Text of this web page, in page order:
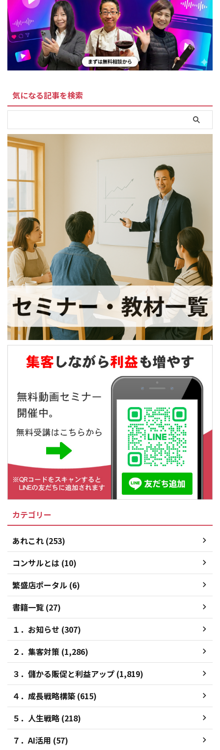
気になる記事を検索
カテゴリー
あれこれ (253)
コンサルとは (10)
繁盛店ポータル (6)
書籍一覧 (27)
１．お知らせ (307)
２．集客対策 (1,286)
３．儲かる販促と利益アップ (1,819)
４．成長戦略構築 (615)
５．人生戦略 (218)
７．AI活用 (57)